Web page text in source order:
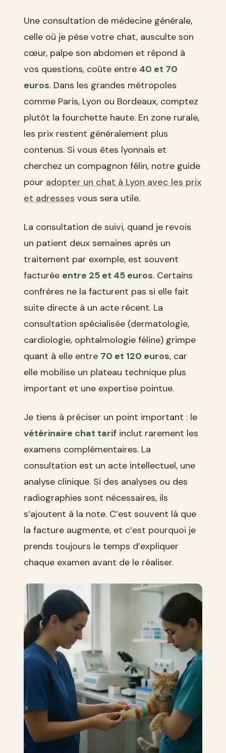
Une consultation de médecine générale,
celle où je pèse votre chat, ausculte son
cœur, palpe son abdomen et répond à
vos questions, coûte entre 40 et 70
euros. Dans les grandes métropoles
comme Paris, Lyon ou Bordeaux, comptez
plutôt la fourchette haute. En zone rurale,
les prix restent généralement plus
contenus. Si vous êtes lyonnais et
cherchez un compagnon félin, notre guide
pour adopter un chat à Lyon avec les prix
et adresses vous sera utile.
La consultation de suivi, quand je revois
un patient deux semaines après un
traitement par exemple, est souvent
facturée entre 25 et 45 euros. Certains
confrères ne la facturent pas si elle fait
suite directe à un acte récent. La
consultation spécialisée (dermatologie,
cardiologie, ophtalmologie féline) grimpe
quant à elle entre 70 et 120 euros, car
elle mobilise un plateau technique plus
important et une expertise pointue.
Je tiens à préciser un point important : le
vétérinaire chat tarif inclut rarement les
examens complémentaires. La
consultation est un acte intellectuel, une
analyse clinique. Si des analyses ou des
radiographies sont nécessaires, ils
s’ajoutent à la note. C’est souvent là que
la facture augmente, et c’est pourquoi je
prends toujours le temps d’expliquer
chaque examen avant de le réaliser.